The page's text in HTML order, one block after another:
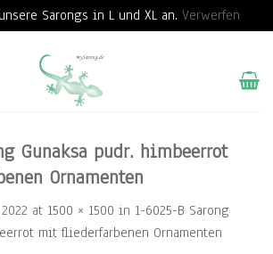
Sarongs in L und XL an. Verwerfen
Gunaksa pudr. himbeerrot
Ornamenten
at 1500 × 1500 in 1-6025-B Sarong
mit fliederfarbenen Ornamenten